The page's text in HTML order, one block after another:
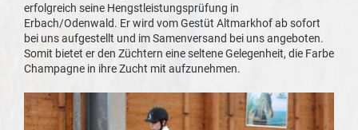
erfolgreich seine Hengstleistungsprüfung in
Erbach/Odenwald. Er wird vom Gestüt Altmarkhof ab sofort
bei uns aufgestellt und im Samenversand bei uns angeboten.
Somit bietet er den Züchtern eine seltene Gelegenheit, die Farbe
Champagne in ihre Zucht mit aufzunehmen.